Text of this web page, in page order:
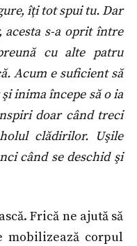
îţi tot spui tu. Dar
acesta s-a oprit între
cu alte patru
Acum e suficient să
inima începe să o ia
doar când treci
clădirilor. Uşile
când se deschid şi
Frică ne ajută să
mobilizează corpul